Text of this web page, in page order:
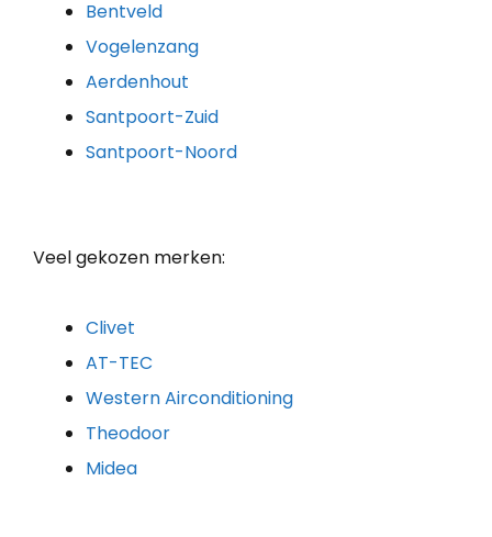
Bentveld
Vogelenzang
Aerdenhout
Santpoort-Zuid
Santpoort-Noord
Veel gekozen merken:
Clivet
AT-TEC
Western Airconditioning
Theodoor
Midea